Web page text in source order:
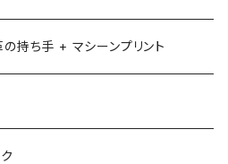
持ち手 + マシーンプリント